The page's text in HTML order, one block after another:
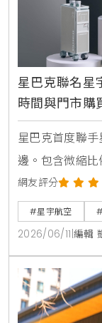
星巴克聯名星
時間與門市購
星巴克首度聯
邊。包含微縮比
套與安全帶扣折
證馬克杯，杯身
彩蛋。7月將加
網友評分
#星宇航空
2026/06/11 編輯